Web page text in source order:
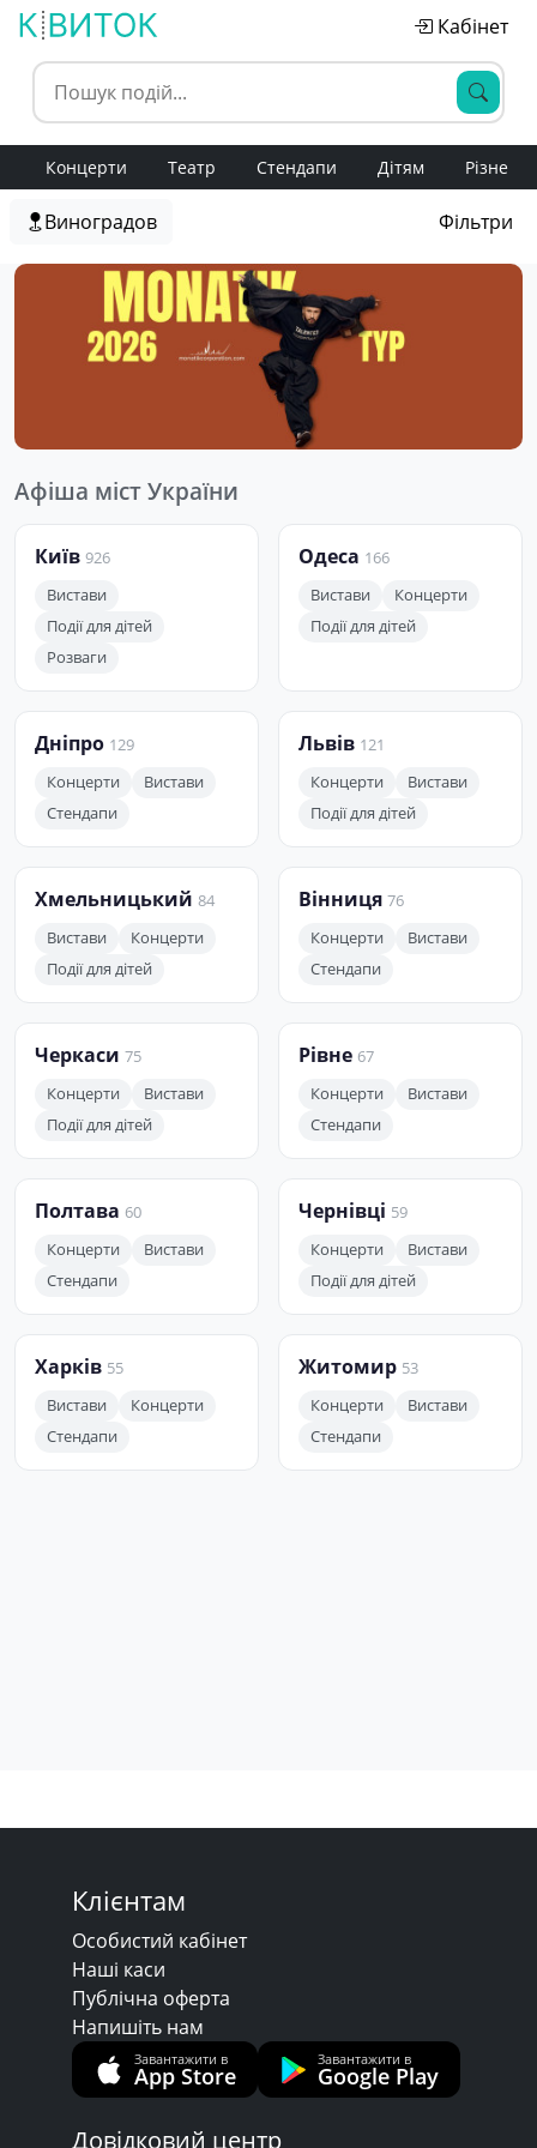
Кабінет
Концерти Театр Стендапи Дітям Різне
Виноградов Фільтри
Афіша міст України
Київ 926
Вистави
Події для дітей
Розваги
Одеса 166
Вистави
Концерти
Події для дітей
Дніпро 129
Концерти
Вистави
Стендапи
Львів 121
Концерти
Вистави
Події для дітей
Хмельницький 84
Вистави
Концерти
Події для дітей
Вінниця 76
Концерти
Вистави
Стендапи
Черкаси 75
Концерти
Вистави
Події для дітей
Рівне 67
Концерти
Вистави
Стендапи
Полтава 60
Концерти
Вистави
Стендапи
Чернівці 59
Концерти
Вистави
Події для дітей
Харків 55
Вистави
Концерти
Стендапи
Житомир 53
Концерти
Вистави
Стендапи
Клієнтам
Особистий кабінет
Наші каси
Публічна оферта
Напишіть нам
Завантажити в
App Store
Завантажити в
Google Play
Довідковий центр